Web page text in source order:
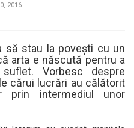
2016
să stau la povești cu un
arta e născută pentru a
Vorbesc despre
cărui lucrări au călătorit
prin intermediul unor